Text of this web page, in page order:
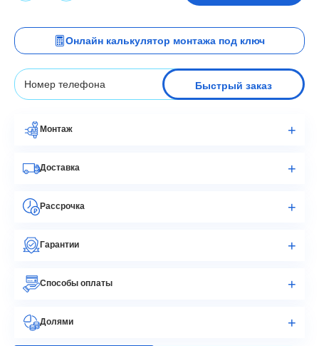
Онлайн калькулятор монтажа под ключ
Быстрый заказ
Монтаж
Доставка
Рассрочка
Гарантии
Способы оплаты
Долями